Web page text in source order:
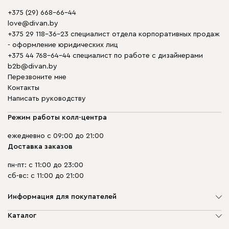
+375 (29) 668-66-44
love@divan.by
+375 29 118-36-23 специалист отдела корпоративных продаж
- оформление юридических лиц
+375 44 768-64-44 специалист по работе с дизайнерами
b2b@divan.by
Перезвоните мне
Контакты
Написать руководству
Режим работы колл-центра
ежедневно с 09:00 до 21:00
Доставка заказов
пн-пт: с 11:00 до 23:00
сб-вс: с 11:00 до 21:00
Информация для покупателей
О компании
Каталог